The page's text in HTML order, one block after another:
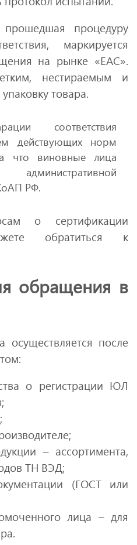
процедуру
маркируется
на рынке «ЕАС».
нестираемым и
товара.
соответствия
действующих норм
что виновные лица
РФ.
о сертификации
обратиться к
обращения в
осуществляется после
о регистрации ЮЛ
– ассортимента,
ТН ВЭД;
(ГОСТ или
лица – для